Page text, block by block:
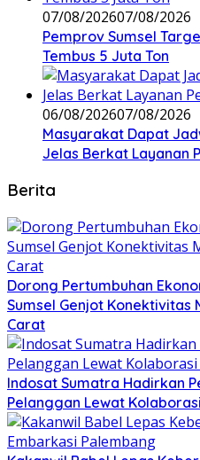
07/08/202607/08/2026
Pemprov Sumsel
Tembus 5 Juta Ton
06/08/202607/08/2026
Masyarakat Dapat
Jelas Berkat Layanan
Berita
Dorong Pertumbuhan
Sumsel Genjot Konektivitas
Carat
Indosat Sumatra Hadirkan
Pelanggan Lewat